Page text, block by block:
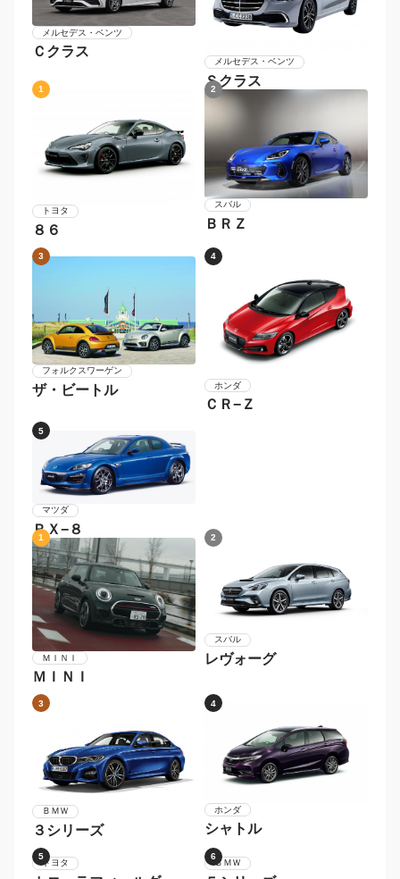
メルセデス・ベンツ
Ｃクラス
メルセデス・ベンツ
Ｓクラス
1
トヨタ
８６
2
スバル
ＢＲＺ
3
フォルクスワーゲン
ザ・ビートル
4
ホンダ
ＣＲ−Ｚ
5
マツダ
ＲＸ−８
1
ＭＩＮＩ
ＭＩＮＩ
2
スバル
レヴォーグ
3
ＢＭＷ
３シリーズ
4
ホンダ
シャトル
5 6